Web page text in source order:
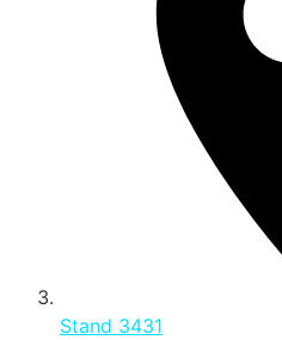
Stand 3431